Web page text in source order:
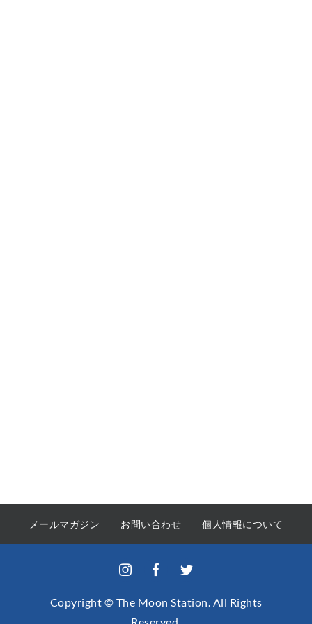
メールマガジン お問い合わせ 個人情報について
Copyright © The Moon Station. All Rights